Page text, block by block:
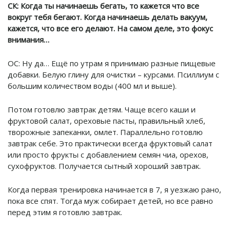
СК: Когда ты начинаешь бегать, то кажется что все
вокруг тебя бегают. Когда начинаешь делать вакуум,
кажется, что все его делают. На самом деле, это фокус
внимания…
ОС: Ну да… Ещё по утрам я принимаю разные пищевые
добавки. Белую глину для очистки – курсами. Псиллиум с
большим количеством воды (400 мл и выше).
Потом готовлю завтрак детям. Чаще всего каши и
фруктовой салат, ореховые пасты, правильный хлеб,
творожные запеканки, омлет. Параллельно готовлю
завтрак себе. Это практически всегда фруктовый салат
или просто фрукты с добавлением семян чиа, орехов,
сухофруктов. Получается сытный хороший завтрак.
Когда первая тренировка начинается в 7, я уезжаю рано,
пока все спят. Тогда муж собирает детей, но все равно
перед этим я готовлю завтрак.